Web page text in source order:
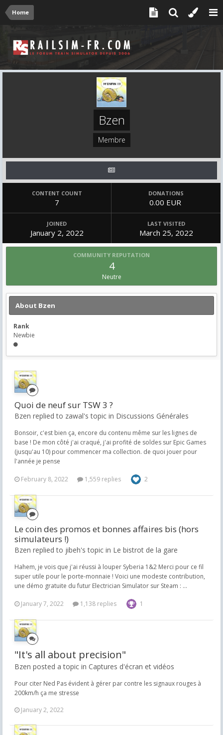
Home
Bzen
Membre
CONTENT COUNT
7
DONATIONS
0.00 EUR
JOINED
January 2, 2022
LAST VISITED
March 25, 2022
COMMUNITY REPUTATION
4
Neutre
About Bzen
Rank
Newbie
Quoi de neuf sur TSW 3 ?
Bzen replied to zawal's topic in Discussions Générales
Bonsoir, c'est bien ça, encore du contenu même sur les lignes de
base ! De mon côté j'ai craqué, j'ai profité de soldes sur Epic Games
(jusqu'au 10) pour commencer ma collection. de quoi jouer pour
l'année je pense
February 8, 2022 1,559 replies 2
Le coin des promos et bonnes affaires bis (hors
simulateurs !)
Bzen replied to jibeh's topic in Le bistrot de la gare
Hahem, je vois que j'ai réussi à louper Syberia 1&2 Merci pour ce fil
super utile pour le porte-monnaie ! Voici une modeste contribution,
une démo gratuite du futur Electrician Simulator sur Steam : ...
January 7, 2022 1,138 replies 1
"It's all about precision"
Bzen posted a topic in Captures d'écran et vidéos
Pour citer Ned Pas évident à gérer par contre les signaux rouges à
200km/h ça me stresse
January 2, 2022